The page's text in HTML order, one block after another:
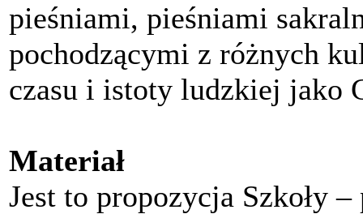
pieśniami, pieśniami
pochodzącymi z różnych
czasu i istoty ludzkiej jako
Materiał
Jest to propozycja Szkoły